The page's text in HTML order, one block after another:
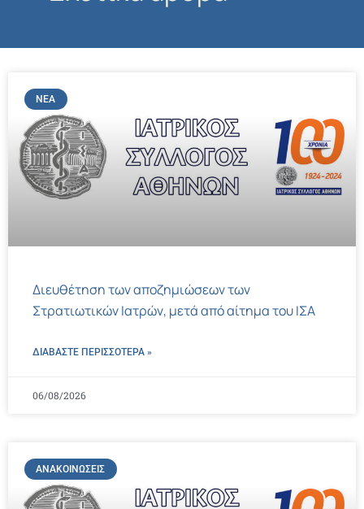
ΝΈΑ
Διευθέτηση των αποζημιώσεων των
Στρατιωτικών Ιατρών, μετά από αίτημα του ΙΣΑ
ΔΙΑΒΑΣΤΕ ΠΕΡΙΣΣΌΤΕΡΑ »
06/08/2026
ΑΝΑΚΟΙΝΏΣΕΙΣ